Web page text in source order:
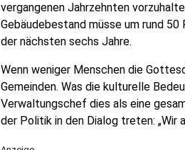
vergangenen Jahrzehnten
Gebäudebestand müsse um rund
der nächsten sechs Jahre.
Wenn weniger Menschen die
Gemeinden. Was die kulturelle
Verwaltungschef dies als eine
der Politik in den Dialog treten: „Wir